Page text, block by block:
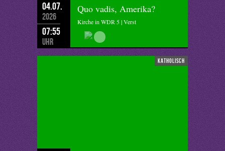
04.07.
2026
07:55
Uhr
Quo vadis, Amerika?
Kirche in WDR 5 | Verst
katholisch